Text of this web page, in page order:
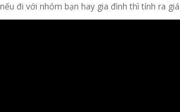
nếu đi với nhóm bạn hay gia đình thì tính ra